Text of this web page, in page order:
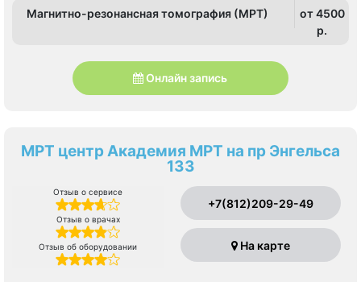
Магнитно-резонансная томография (МРТ)
от 4500
p.
Онлайн запись
МРТ центр Академия МРТ на пр Энгельса
133
Отзыв о сервисе
Отзыв о врачах
Отзыв об оборудовании
+7(812)209-29-49
На карте